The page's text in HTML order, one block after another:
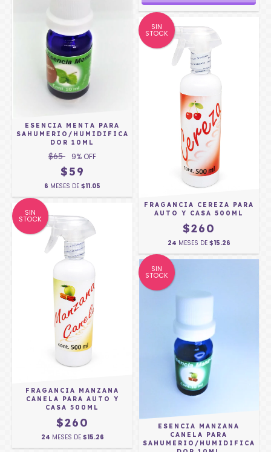
ESENCIA MENTA PARA
SAHUMERIO/HUMIDIFICA
DOR 10ML
$65 9% OFF
$59
6 MESES DE $11.05
SIN
STOCK
FRAGANCIA CEREZA PARA
AUTO Y CASA 500ML
$260
24 MESES DE $15.26
SIN
STOCK
FRAGANCIA MANZANA
CANELA PARA AUTO Y
CASA 500ML
$260
24 MESES DE $15.26
SIN
STOCK
ESENCIA MANZANA
CANELA PARA
SAHUMERIO/HUMIDIFICA